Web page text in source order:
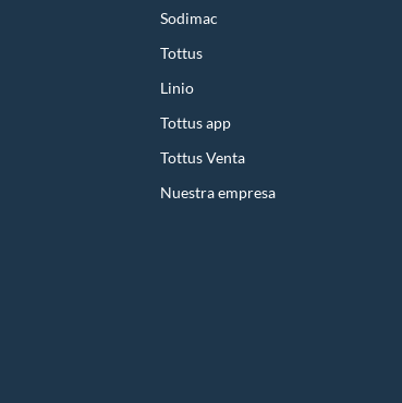
Sodimac
Tottus
Linio
Tottus app
Tottus Venta
Nuestra empresa